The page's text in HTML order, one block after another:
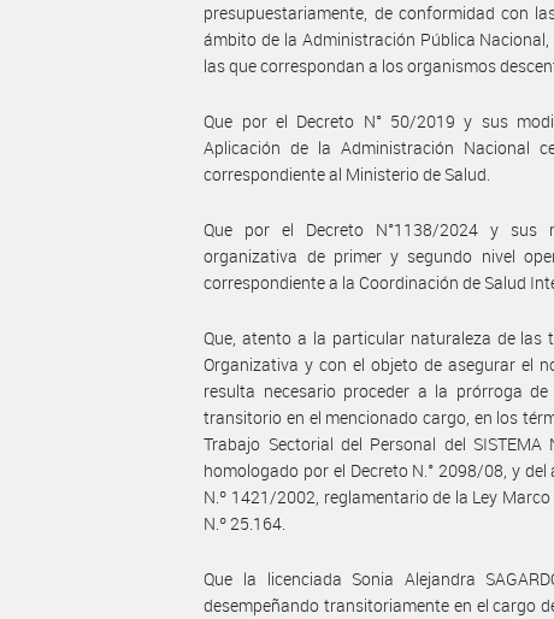
presupuestariamente, de conformidad con
ámbito de la Administración Pública
las que correspondan a los organismos
Que por el Decreto N° 50/2019 y sus
Aplicación de la Administración Nacional
correspondiente al Ministerio de Salud.
Que por el Decreto N°1138/2024 y sus
organizativa de primer y segundo nivel
correspondiente a la Coordinación de Salud
Que, atento a la particular naturaleza de las
Organizativa y con el objeto de asegurar el
resulta necesario proceder a la prórroga
transitorio en el mencionado cargo, en los
Trabajo Sectorial del Personal del SISTEMA
homologado por el Decreto N.° 2098/08, y
N.º 1421/2002, reglamentario de la Ley
N.º 25.164.
Que la licenciada Sonia Alejandra
desempeñando transitoriamente en el cargo